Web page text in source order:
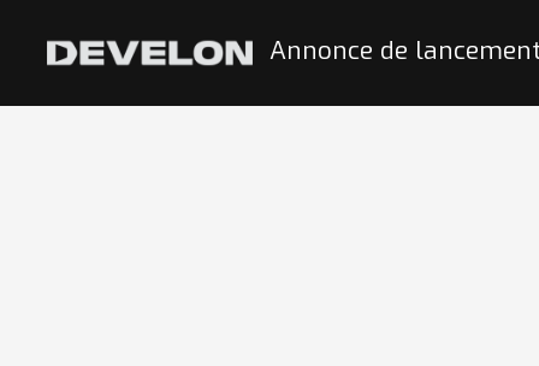
Annonce de